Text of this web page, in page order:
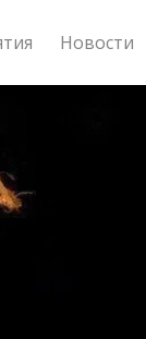
Новости